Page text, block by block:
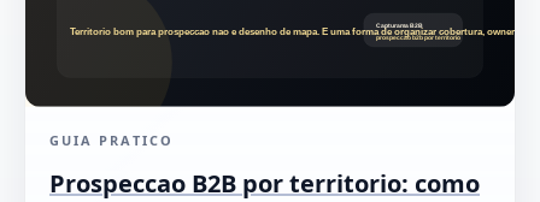
GUIA PRATICO
Prospeccao B2B por territorio: como